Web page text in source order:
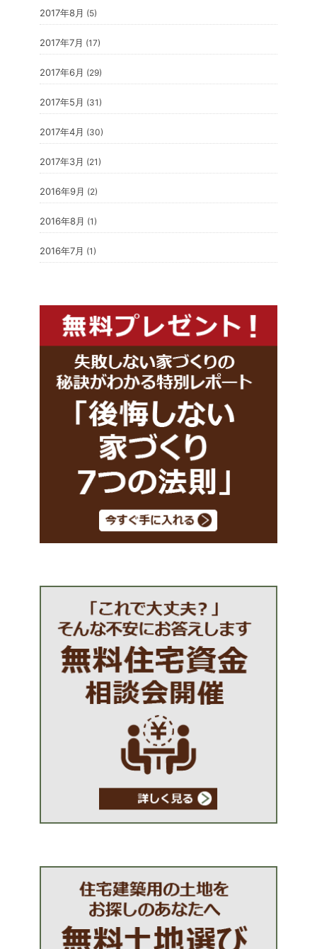
2017年8月 (5)
2017年7月 (17)
2017年6月 (29)
2017年5月 (31)
2017年4月 (30)
2017年3月 (21)
2016年9月 (2)
2016年8月 (1)
2016年7月 (1)